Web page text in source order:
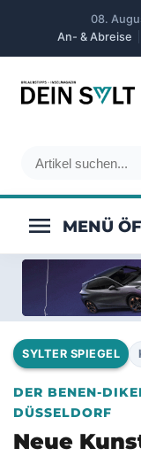
08.
An- & Abreise
menu
SYLTER SPIEGEL
DER BENEN-
DÜSSELDORF
Neue